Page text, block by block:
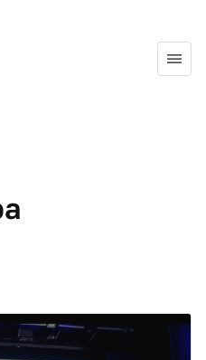
программа